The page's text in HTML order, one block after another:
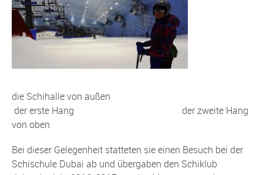
die Schihalle von außen
der erste Hang der zweite Hang
von oben
Bei dieser Gelegenheit statteten sie einen Besuch bei der
Schischule Dubai ab und übergaben den Schiklub